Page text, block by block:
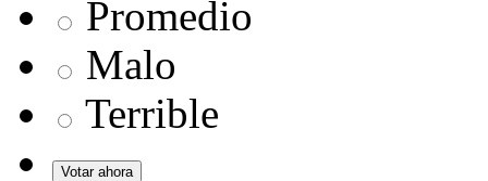
Promedio
Malo
Terrible